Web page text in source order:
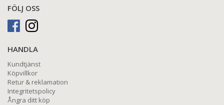
FÖLJ OSS
HANDLA
Kundtjänst
Köpvillkor
Retur & reklamation
Integritetspolicy
Ångra ditt köp